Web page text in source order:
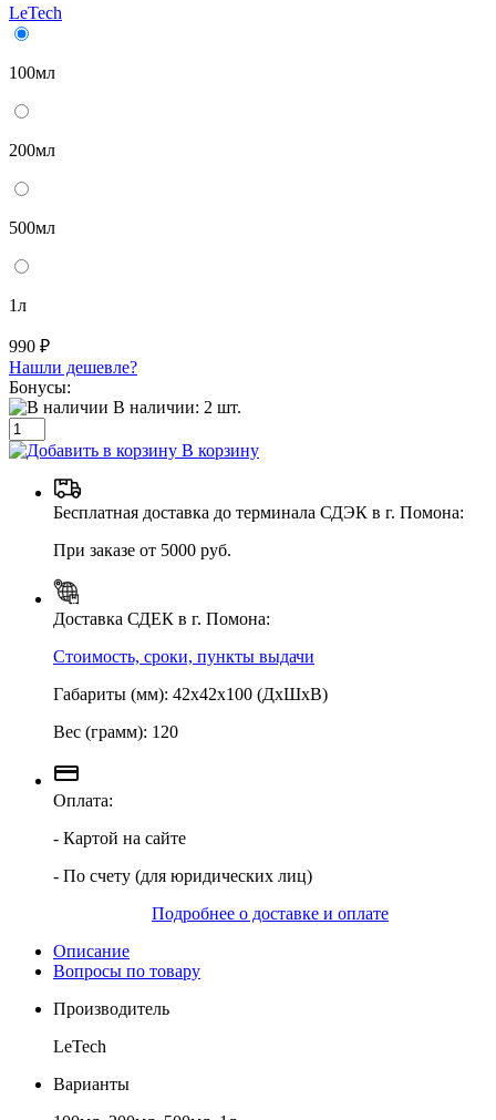
LeTech
100мл
200мл
500мл
1л
990 ₽
Нашли дешевле?
Бонусы:
В наличии: 2 шт.
В корзину
Бесплатная доставка до терминала СДЭК в г. Помона:
При заказе от 5000 руб.
Доставка СДЕК в г. Помона:
Стоимость, сроки, пункты выдачи
Габариты (мм): 42х42х100 (ДхШхВ)
Вес (грамм): 120
Оплата:
- Картой на сайте
- По счету (для юридических лиц)
Подробнее о доставке и оплате
Описание
Вопросы по товару
Производитель
LeTech
Варианты